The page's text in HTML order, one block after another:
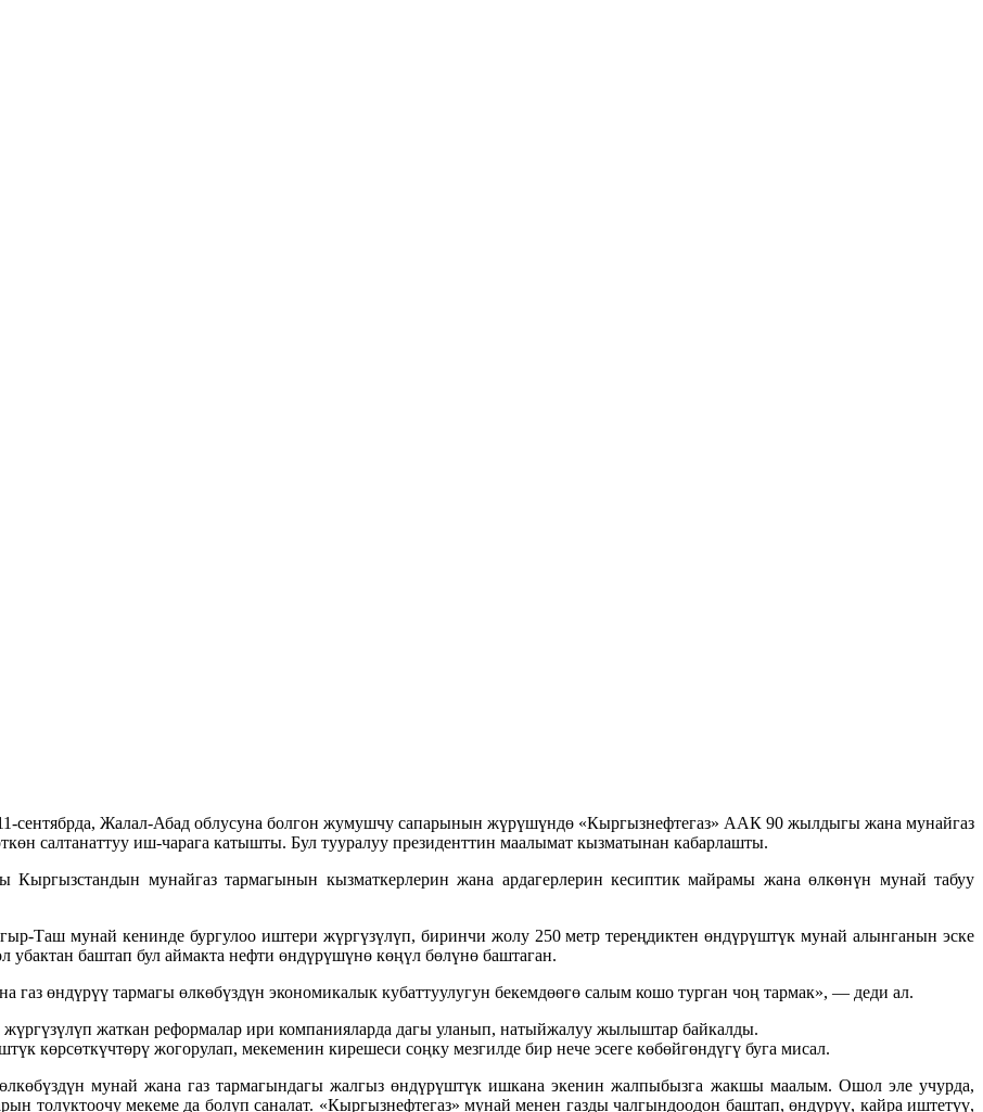
сентябрда, Жалал-Абад облусуна болгон жумушчу сапарынын жүрүшүндө «Кыргызнефтегаз» ААК 90 жылдыгы жана мунайгаз
салтанаттуу иш-чарага катышты. Бул тууралуу президенттин маалымат кызматынан кабарлашты.
Кыргызстандын мунайгаз тармагынын кызматкерлерин жана ардагерлерин кесиптик майрамы жана өлкөнүн мунай табуу
Таш мунай кенинде бургулоо иштери жүргүзүлүп, биринчи жолу 250 метр тереңдиктен өндүрүштүк мунай алынганын эске
баштап бул аймакта нефти өндүрүшүнө көңүл бөлүнө баштаган.
газ өндүрүү тармагы өлкөбүздүн экономикалык кубаттуулугун бекемдөөгө салым кошо турган чоң тармак», — деди ал.
жаткан реформалар ири компанияларда дагы уланып, натыйжалуу жылыштар байкалды.
көрсөткүчтөрү жогорулап, мекеменин кирешеси соңку мезгилде бир нече эсеге көбөйгөндүгү буга мисал.
мунай жана газ тармагындагы жалгыз өндүрүштүк ишкана экенин жалпыбызга жакшы маалым. Ошол эле учурда,
толуктоочу мекеме да болуп саналат. «Кыргызнефтегаз» мунай менен газды чалгындоодон баштап, өндүрүү, кайра иштетүү,